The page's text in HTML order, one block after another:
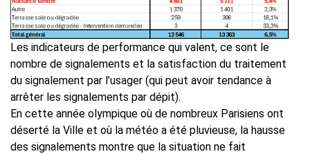
Les indicateurs de performance qui valent, ce sont le
nombre de signalements et la satisfaction du traitement
du signalement par l’usager (qui peut avoir tendance à
arrêter les signalements par dépit).
En cette année olympique où de nombreux Parisiens ont
déserté la Ville et où la météo a été pluvieuse, la hausse
des signalements montre que la situation ne fait